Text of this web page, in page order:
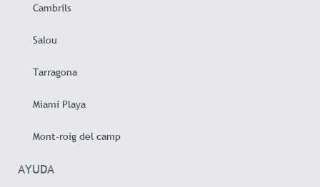
Cambrils
Salou
Tarragona
Miami Playa
Mont-roig del camp
AYUDA